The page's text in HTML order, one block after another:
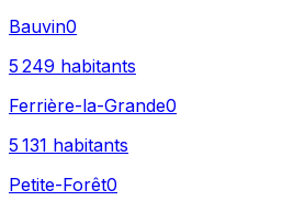
Bauvin0
5 249 habitants
Ferrière-la-Grande0
5 131 habitants
Petite-Forêt0